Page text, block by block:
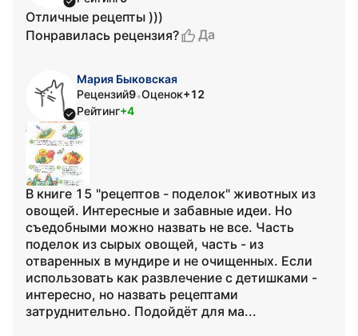
Отличные рецепты )))
Понравилась рецензия?
Да
Мария Быковская
Рецензий9•Оценок+12
Рейтинг+4
В книге 15 "рецептов - поделок" животных из
овощей. Интересные и забавные идеи. Но
съедобными можно назвать не все. Часть
поделок из сырых овощей, часть - из
отваренных в мундире и не очищенных. Если
использовать как развлечение с детишками -
интересно, но назвать рецептами
затруднительно. Подойдёт для ма...